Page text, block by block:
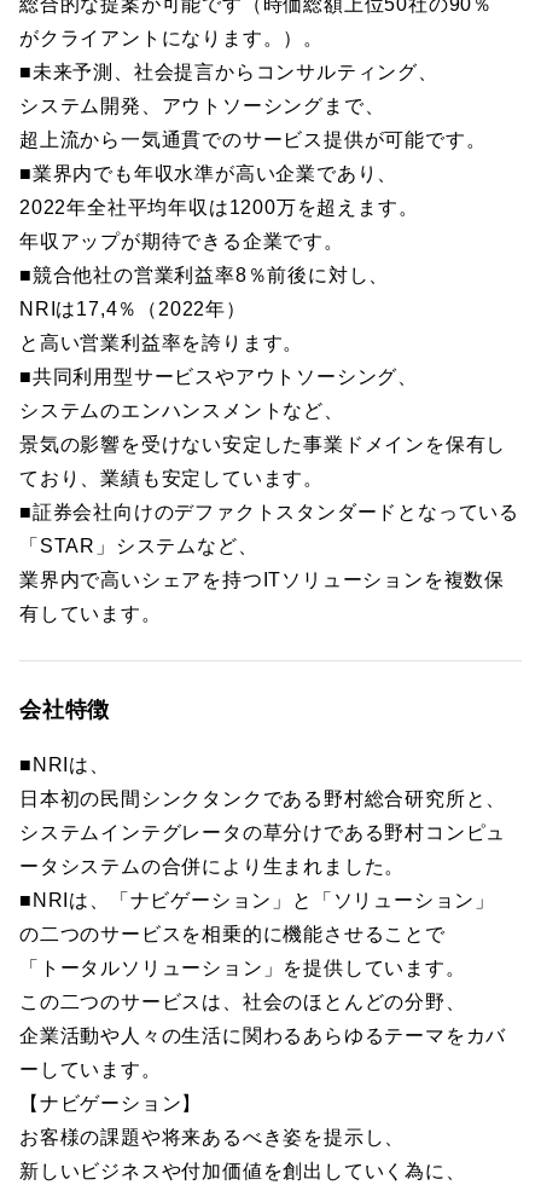
総合的な提案が可能です（時価総額上位50社の90％
がクライアントになります。）。
■未来予測、社会提言からコンサルティング、
システム開発、アウトソーシングまで、
超上流から一気通貫でのサービス提供が可能です。
■業界内でも年収水準が高い企業であり、
2022年全社平均年収は1200万を超えます。
年収アップが期待できる企業です。
■競合他社の営業利益率8％前後に対し、
NRIは17,4％（2022年）
と高い営業利益率を誇ります。
■共同利用型サービスやアウトソーシング、
システムのエンハンスメントなど、
景気の影響を受けない安定した事業ドメインを保有し
ており、業績も安定しています。
■証券会社向けのデファクトスタンダードとなっている
「STAR」システムなど、
業界内で高いシェアを持つITソリューションを複数保
有しています。
会社特徴
■NRIは、
日本初の民間シンクタンクである野村総合研究所と、
システムインテグレータの草分けである野村コンピュ
ータシステムの合併により生まれました。
■NRIは、「ナビゲーション」と「ソリューション」
の二つのサービスを相乗的に機能させることで
「トータルソリューション」を提供しています。
この二つのサービスは、社会のほとんどの分野、
企業活動や人々の生活に関わるあらゆるテーマをカバ
ーしています。
【ナビゲーション】
お客様の課題や将来あるべき姿を提示し、
新しいビジネスや付加価値を創出していく為に、